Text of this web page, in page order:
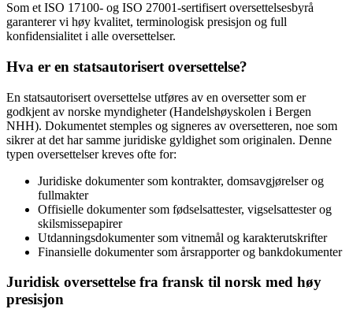
Som et ISO 17100- og ISO 27001-sertifisert oversettelsesbyrå
garanterer vi høy kvalitet, terminologisk presisjon og full
konfidensialitet i alle oversettelser.
Hva er en statsautorisert oversettelse?
En statsautorisert oversettelse utføres av en oversetter som er
godkjent av norske myndigheter (Handelshøyskolen i Bergen
NHH). Dokumentet stemples og signeres av oversetteren, noe som
sikrer at det har samme juridiske gyldighet som originalen. Denne
typen oversettelser kreves ofte for:
Juridiske dokumenter som kontrakter, domsavgjørelser og
fullmakter
Offisielle dokumenter som fødselsattester, vigselsattester og
skilsmissepapirer
Utdanningsdokumenter som vitnemål og karakterutskrifter
Finansielle dokumenter som årsrapporter og bankdokumenter
Juridisk oversettelse fra fransk til norsk med høy
presisjon